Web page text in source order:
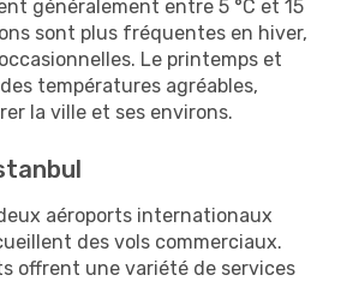
généralement entre 5 °C et 15
sont plus fréquentes en hiver,
Le printemps et
températures agréables,
la ville et ses environs.
aéroports internationaux
des vols commerciaux.
offrent une variété de services